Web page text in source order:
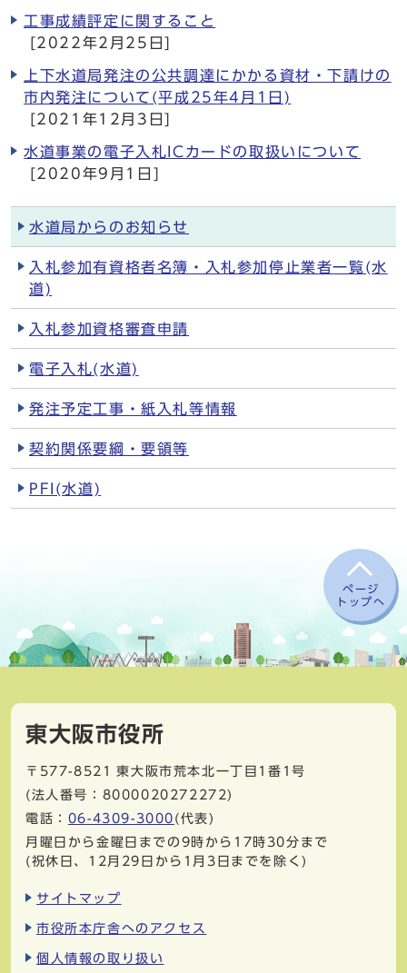
工事成績評定に関すること
[2022年2月25日]
上下水道局発注の公共調達にかかる資材・下請けの
市内発注について(平成25年4月1日)
[2021年12月3日]
水道事業の電子入札ICカードの取扱いについて
[2020年9月1日]
水道局からのお知らせ
入札参加有資格者名簿・入札参加停止業者一覧(水
道)
入札参加資格審査申請
電子入札(水道)
発注予定工事・紙入札等情報
契約関係要綱・要領等
PFI(水道)
ページ
トップへ
東大阪市役所
〒577-8521
東大阪市荒本北一丁目1番1号
(法人番号：8000020272272)
電話： 06-4309-3000 (代表)
月曜日から金曜日までの9時から17時30分まで
(祝休日、12月29日から1月3日までを除く)
サイトマップ
市役所本庁舎へのアクセス
個人情報の取り扱い